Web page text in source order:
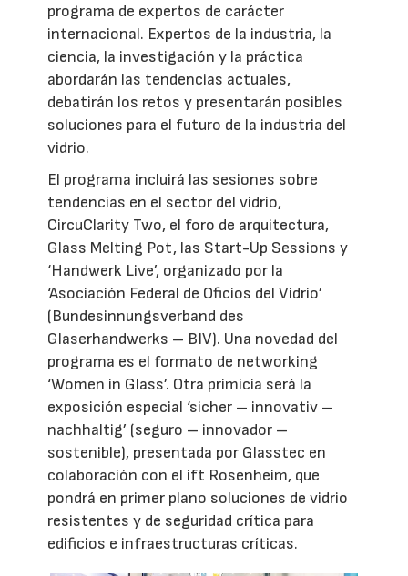
programa de expertos de carácter
internacional. Expertos de la industria, la
ciencia, la investigación y la práctica
abordarán las tendencias actuales,
debatirán los retos y presentarán posibles
soluciones para el futuro de la industria del
vidrio.
El programa incluirá las sesiones sobre
tendencias en el sector del vidrio,
CircuClarity Two, el foro de arquitectura,
Glass Melting Pot, las Start-Up Sessions y
‘Handwerk Live’, organizado por la
‘Asociación Federal de Oficios del Vidrio’
(Bundesinnungsverband des
Glaserhandwerks – BIV). Una novedad del
programa es el formato de networking
‘Women in Glass’. Otra primicia será la
exposición especial ‘sicher – innovativ –
nachhaltig’ (seguro – innovador –
sostenible), presentada por Glasstec en
colaboración con el ift Rosenheim, que
pondrá en primer plano soluciones de vidrio
resistentes y de seguridad crítica para
edificios e infraestructuras críticas.